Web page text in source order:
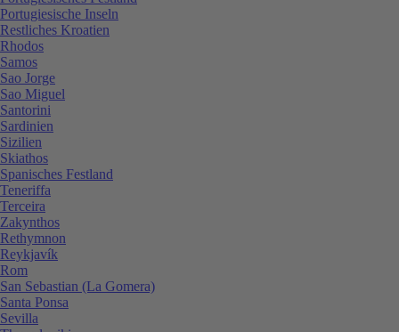
Portugiesische Inseln
Restliches Kroatien
Rhodos
Samos
Sao Jorge
Sao Miguel
Santorini
Sardinien
Sizilien
Skiathos
Spanisches Festland
Teneriffa
Terceira
Zakynthos
Rethymnon
Reykjavík
Rom
San Sebastian (La Gomera)
Santa Ponsa
Sevilla